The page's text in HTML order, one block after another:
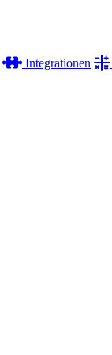
Integrationen